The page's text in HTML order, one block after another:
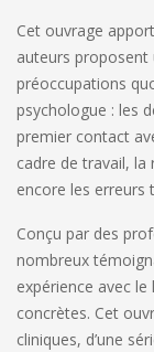
Cet ouvrage
auteurs
préoccupations
psychologue : les
premier contact
cadre de travail,
encore les erreurs
Conçu par des
nombreux
expérience avec
concrètes. Cet
cliniques, d’une